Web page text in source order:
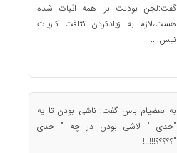
گفت:لجن بودنت برا همه اثبات شده
هست،لازم به زيادكردن كثافت كاريات
نيس....
به بعضیام باس گفت: ناشی بودن تا یه
"حدی " لاشی بودن در چه " حدی
"؟؟؟؟؟!!!!!!